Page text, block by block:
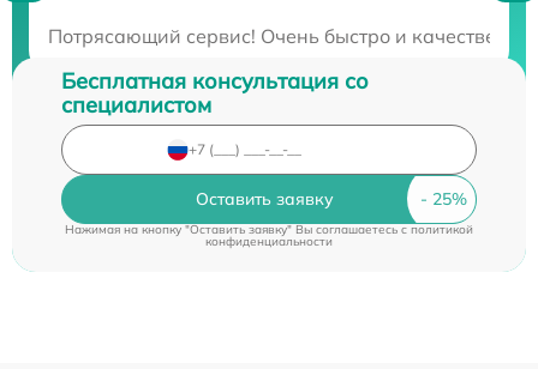
Потрясающий сервис! Очень быстро и
Бесплатная консультация со
специалистом
Оставить заявку
Нажимая на кнопку "Оставить заявку" Вы соглашаетесь cполитикой
конфиденциальности